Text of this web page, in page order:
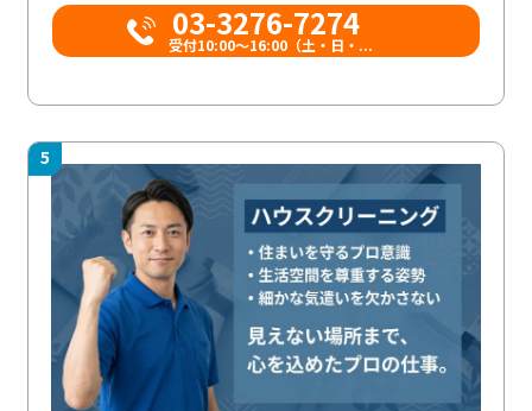
03-3276-7274
受付10:00〜16:00（土・日・...
5